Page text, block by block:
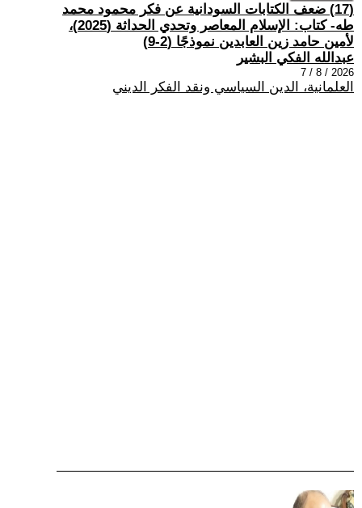
(17) ضعف الكتابات السودانية عن فكر محمود محمد
طه- كتاب: الإسلام المعاصر وتحدي الحداثة (2025)،
لأمين حامد زين العابدين نموذجًا (2-9)
عبدالله الفكي البشير
2026 / 8 / 7
العلمانية، الدين السياسي ونقد الفكر الديني